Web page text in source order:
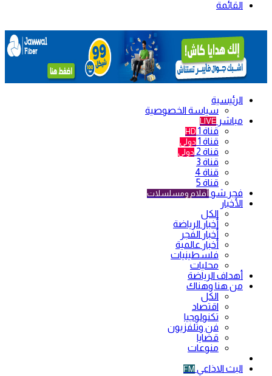
القائمة
الرئيسية
سياسة الخصوصية
مباشر LIVE
قناة 1 HD
قناة 1 دولي
قناة 2 دولي
قناة 3
قناة 4
قناة 5
فجر شو أفلام ومسلسلات
الأخبار
الكل
أخبار الرياضة
أخبار الفجر
أخبار عالمية
فلسطينيات
محليات
أهداف الرياضة
من هنا وهناك
الكل
اقتصاد
تكنولوجيا
فن وتلفزيون
قضايا
منوعات
البث الاذاعي FM